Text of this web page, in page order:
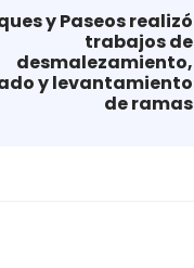
y Paseos realizó
trabajos de
desmalezamiento,
y levantamiento
de ramas